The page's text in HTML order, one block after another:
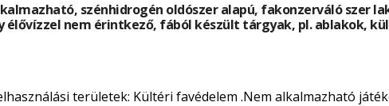
szénhidrogén oldószer alapú, fakonzerváló szer
élővízzel nem érintkező, fából készült tárgyak, pl. ablakok,
területek: Kültéri favédelem .Nem alkalmazható